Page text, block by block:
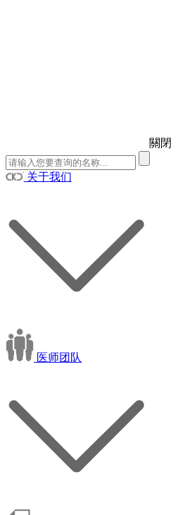
關閉
关于我们
医师团队